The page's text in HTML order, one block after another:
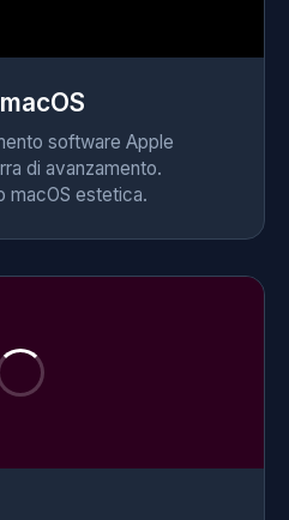
software Apple
di avanzamento.
macOS estetica.